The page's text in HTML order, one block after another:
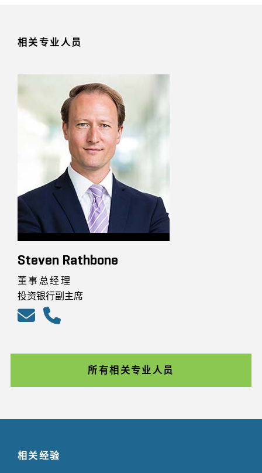
相关专业人员
Steven Rathbone
董事总经理
投资银行副主席
所有相关专业人员
相关经验